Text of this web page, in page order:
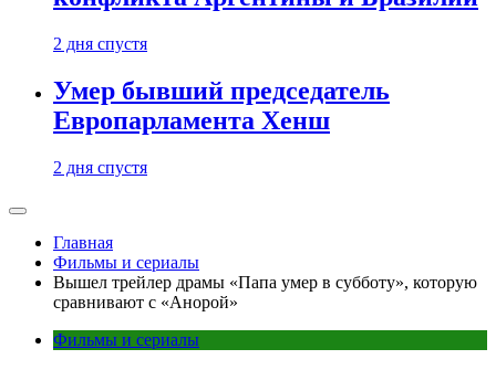
2 дня спустя
Умер бывший председатель
Европарламента Хенш
2 дня спустя
Главная
Фильмы и сериалы
Вышел трейлер драмы «Папа умер в субботу», которую
сравнивают с «Анорой»
Фильмы и сериалы